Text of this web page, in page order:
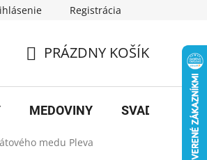
Registrácia
KOŠÍK
PRÁZDNY KOŠÍK
MEDOVINY SVADBA
medu Pleva